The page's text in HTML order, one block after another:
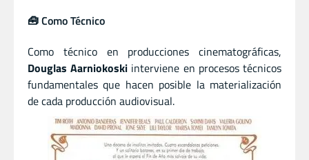
🧰 Como Técnico
Como técnico en producciones cinematográficas,
Douglas Aarniokoski interviene en procesos técnicos
fundamentales que hacen posible la materialización
de cada producción audiovisual.